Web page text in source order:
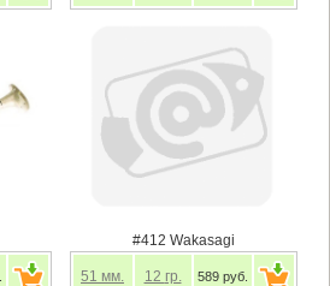
#412 Wakasagi
51 мм. 12 гр. 589 руб.